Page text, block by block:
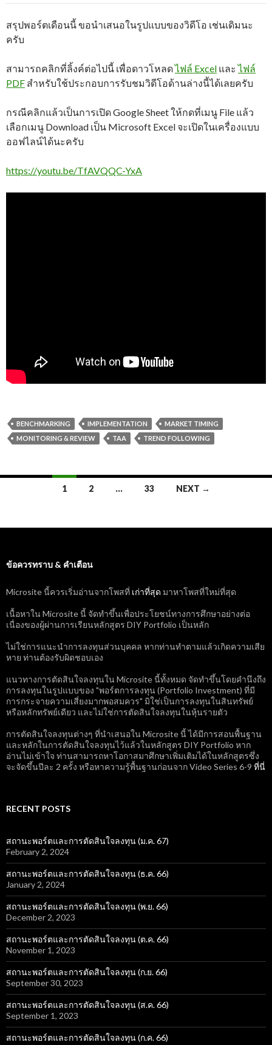
สรุปพอร์ตเดือนนี้ ขอนำเสนอในรูปแบบของวิดีโอ เช่นเดิมนะ
ครับ
สามารถคลิกที่ลิ้งค์ต่อไปนี้ เพื่อดาวโหลดไฟล์ Excel และไฟล์
PDF สำหรับใช้ประกอบการรับชมวิดีโอด้านล่างนี้ได้เลยครับ
กรณีคลิกแล้วเป็นการเปิด Google Sheet ให้กดที่เมนู File แล้ว
เลือกเมนู Download เป็น Microsoft Excel จะเปิดในเครื่องแบบ
ออฟไลน์ได้นะครับ
https://youtu.be/TfAVQQC-YxA
BENCHMARKING IMPLEMENTATION
MARKET TIMING
MONITORING & REVIEW
TAA TREND FOLLOWING
navigation
1 2 … 33 NEXT →
ข้อควรทราบ & คำเตือน
Microsite นี้ควรเริ่มอ่านจากโพสที่ เก่าที่สุด มาหาโพสที่ใหม่ที่สุด
เนื้อหาใน Microsite นี้ จัดทำขึ้นเพื่อประโยชน์ทางการศึกษาอย่างต่อ
เนื่องของผู้ผ่านการเรียนหลักสูตร DIY Portfolio เป็นหลัก
ไม่ใช่การแนะนำการลงทุนส่วนบุคคล หากท่านทำตามแล้วเกิดความเสีย
หาย ท่านต้องรับผิดชอบเอง
แนวทางการตัดสินใจลงทุนใน Microsite นี้ทั้งหมด จัดทำขึ้นโดยคำนึงถึง
การลงทุนในรูปแบบของ "พอร์ตการลงทุน (Portfolio Investment) ที่มี
การกระจายความเสี่ยงมากพอสมควร" มิใช่เป็นการลงทุนในสินทรัพย์
หรือหลักทรัพย์เดียว และไม่ใช่การตัดสินใจลงทุนในหุ้นรายตัว
การตัดสินใจลงทุนต่างๆ ที่นำเสนอใน Microsite นี้ ได้มีการสอนพื้นฐาน
และหลักในการตัดสินใจลงทุนไว้แล้วในหลักสูตร DIY Portfolio หาก
อ่านไม่เข้าใจ ท่านสามารถหาโอกาสมาศึกษาเพิ่มเติมได้ในหลักสูตรซึ่ง
จะจัดขึ้นปีละ 2 ครั้ง หรือหาความรู้พื้นฐานก่อนจาก Video Series 6-9 ที่นี่
RECENT POSTS
สถานะพอร์ตและการตัดสินใจลงทุน (ม.ค. 67)
February 2, 2024
สถานะพอร์ตและการตัดสินใจลงทุน (ธ.ค. 66)
January 2, 2024
สถานะพอร์ตและการตัดสินใจลงทุน (พ.ย. 66)
December 2, 2023
สถานะพอร์ตและการตัดสินใจลงทุน (ต.ค. 66)
November 1, 2023
สถานะพอร์ตและการตัดสินใจลงทุน (ก.ย. 66)
September 30, 2023
สถานะพอร์ตและการตัดสินใจลงทุน (ส.ค. 66)
September 1, 2023
สถานะพอร์ตและการตัดสินใจลงทุน (ก.ค. 66)